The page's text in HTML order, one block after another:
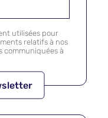
utilisées pour
relatifs à nos
communiquées à